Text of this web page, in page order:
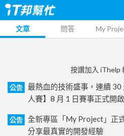
文章 問答 My
按讚加入 iThelp
公告
最熱血的技術盛事，連續
人賽】8 月 1 日賽事正式開啟
公告
全新專區「My Project」正
分享最真實的開發經驗